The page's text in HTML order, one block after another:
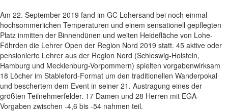
Am 22. September 2019 fand im GC Lohersand bei noch einmal
hochsommerlichen Temperaturen und einem sensationell gepflegten
Platz inmitten der Binnendünen und weiten Heidefläche von Lohe-
Föhrden die Lehrer Open der Region Nord 2019 statt. 45 aktive oder
pensionierte Lehrer aus der Region Nord (Schleswig-Holstein,
Hamburg und Mecklenburg-Vorpommern) spielten vorgabenwirksam
18 Löcher im Stableford-Format um den traditionellen Wanderpokal
und beschertem dem Event in seiner 21. Austragung eines der
größten Teilnehmerfelder. 17 Damen und 28 Herren mit EGA-
Vorgaben zwischen -4,6 bis -54 nahmen teil.